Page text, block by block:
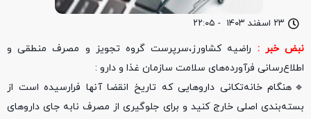
۲۳ اسفند ۱۴۰۳ - ۲۲:۰۵
نبض خبر : راضیه کشاورز،سرپرست گروه تجویز و مصرف منطقی و
اطلاع‌رسانی فرآورده‌های سلامت سازمان غذا و دارو :
🔹هنگام خانه‌تکانی داروهایی که تاریخ انقضا آنها فرارسیده است از
بسته‌بندی اصلی خارج کنید و برای جلوگیری از مصرف نابه جای داروهای